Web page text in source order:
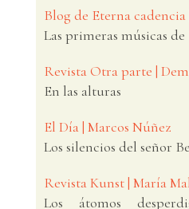
Blog de Eterna
Las primeras músicas
Revista Otra parte |
En las alturas
El Día | Marcos Núñez
Los silencios del señor
Revista Kunst | María
Los átomos